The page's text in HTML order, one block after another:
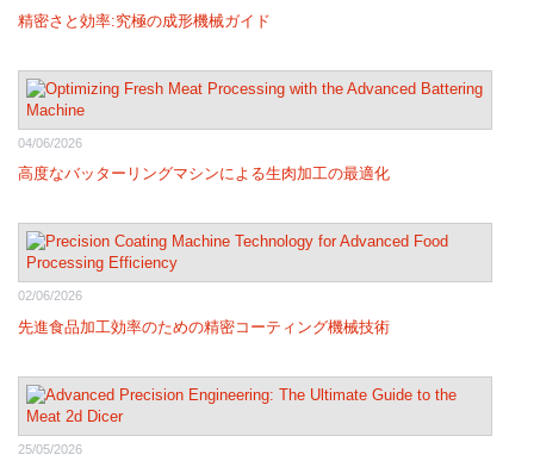
精密さと効率:究極の成形機械ガイド
04/06/2026
高度なバッターリングマシンによる生肉加工の最適化
02/06/2026
先進食品加工効率のための精密コーティング機械技術
25/05/2026